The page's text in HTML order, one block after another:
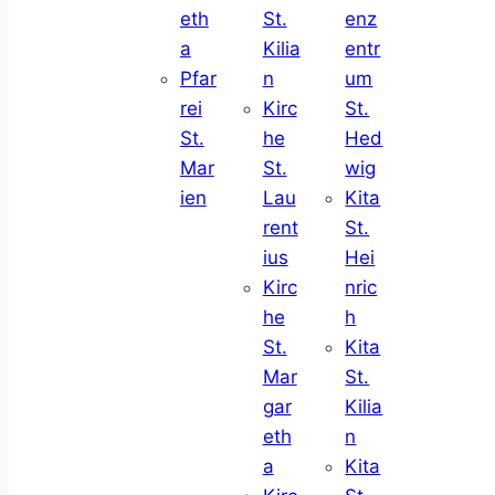
eth
a
Pfar
rei
St.
Mar
ien
St.
Kilia
n
Kirc
he
St.
Lau
rent
ius
Kirc
he
St.
Mar
gar
eth
a
enz
entr
um
St.
Hed
wig
Kita
St.
Hei
nric
h
Kita
St.
Kilia
n
Kita